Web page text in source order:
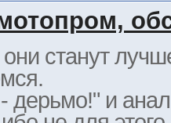
станут
дерьмо!" и